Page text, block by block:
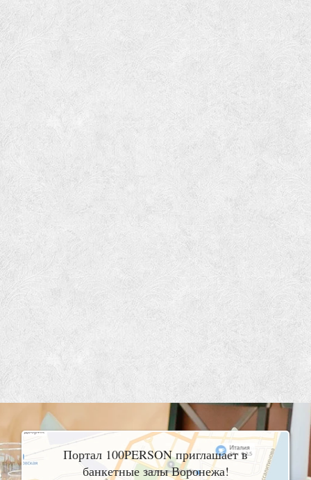
Портал 100PERSON приглашает в
банкетные залы Воронежа!